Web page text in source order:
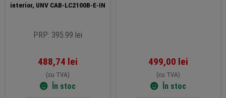
interior, UNV CAB-LC2100B-E-IN
PRP: 395.99 lei
488,74 lei
(cu TVA)
În stoc
499,00 lei
(cu TVA)
În stoc